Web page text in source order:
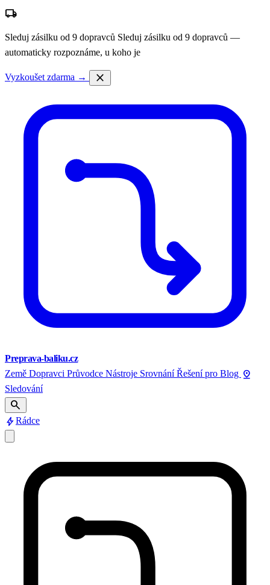
local_shipping
Sleduj zásilku od 9 dopravců Sleduj zásilku od 9 dopravců —
automaticky rozpoznáme, u koho je
Vyzkoušet zdarma → close
Preprava-baliku.cz
Země Dopravci Průvodce Nástroje Srovnání Řešení pro Blog pin_drop
Sledování
search
boltRádce